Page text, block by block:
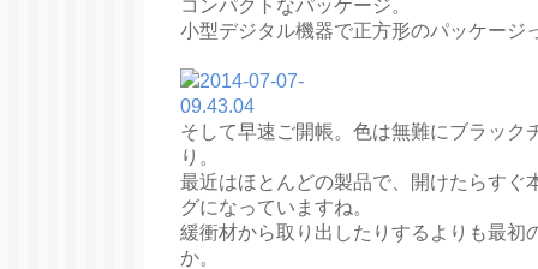
コンパクトなパッケージ。
小型デジタル機器で正方形のパッケージ
そして早速ご開帳。色は無難にブラック
り。
最近はほとんどの製品で、開けたらすぐ
グになっていますね。
緩衝材から取り出したりするよりも最初
か。